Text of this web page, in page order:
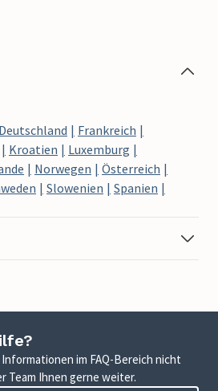
Deutschland
Frankreich
Kroatien
Luxemburg
Norwegen
Österreich
Slowenien
Spanien
im FAQ-Bereich nicht
Team Ihnen gerne weiter.